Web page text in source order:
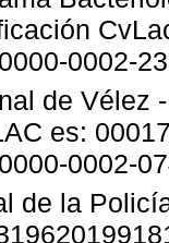
0002-
de Vélez
es:
0002-
de la